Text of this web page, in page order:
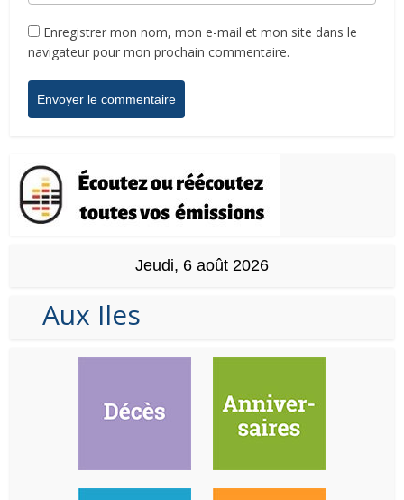
Enregistrer mon nom, mon e-mail et mon site dans le
navigateur pour mon prochain commentaire.
Jeudi, 6 août 2026
Aux Iles